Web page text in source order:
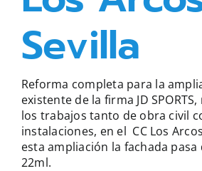
Sevilla
Reforma completa para la
existente de la firma JD
los trabajos tanto de obra civil
instalaciones, en el CC Los
esta ampliación la fachada pasa
22ml.